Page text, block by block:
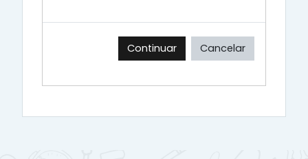
Continuar Cancelar